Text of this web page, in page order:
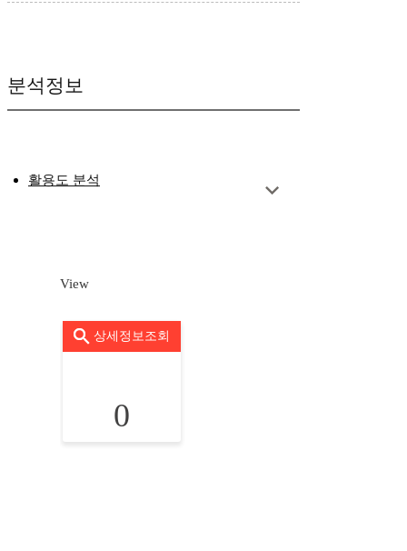
분석정보
활용도 분석
View
상세정보조회
0